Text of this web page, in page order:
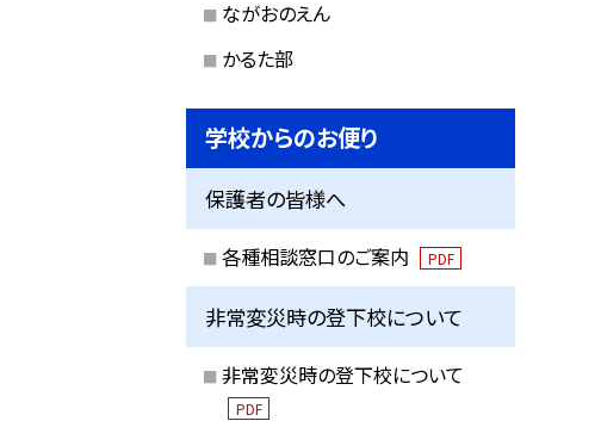
ながおのえん
かるた部
学校からのお便り
保護者の皆様へ
各種相談窓口のご案内 PDF
非常変災時の登下校について
非常変災時の登下校について
PDF